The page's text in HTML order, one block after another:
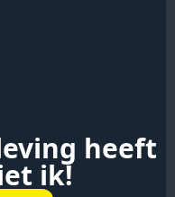
heeft
ik!